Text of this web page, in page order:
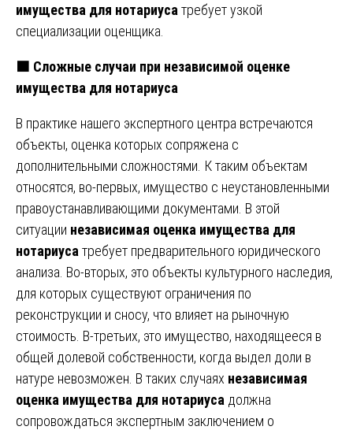
имущества для нотариуса требует узкой
специализации оценщика.
🟧 Сложные случаи при независимой оценке
имущества для нотариуса
В практике нашего экспертного центра встречаются
объекты, оценка которых сопряжена с
дополнительными сложностями. К таким объектам
относятся, во-первых, имущество с неустановленными
правоустанавливающими документами. В этой
ситуации независимая оценка имущества для
нотариуса требует предварительного юридического
анализа. Во-вторых, это объекты культурного наследия,
для которых существуют ограничения по
реконструкции и сносу, что влияет на рыночную
стоимость. В-третьих, это имущество, находящееся в
общей долевой собственности, когда выдел доли в
натуре невозможен. В таких случаях независимая
оценка имущества для нотариуса должна
сопровождаться экспертным заключением о